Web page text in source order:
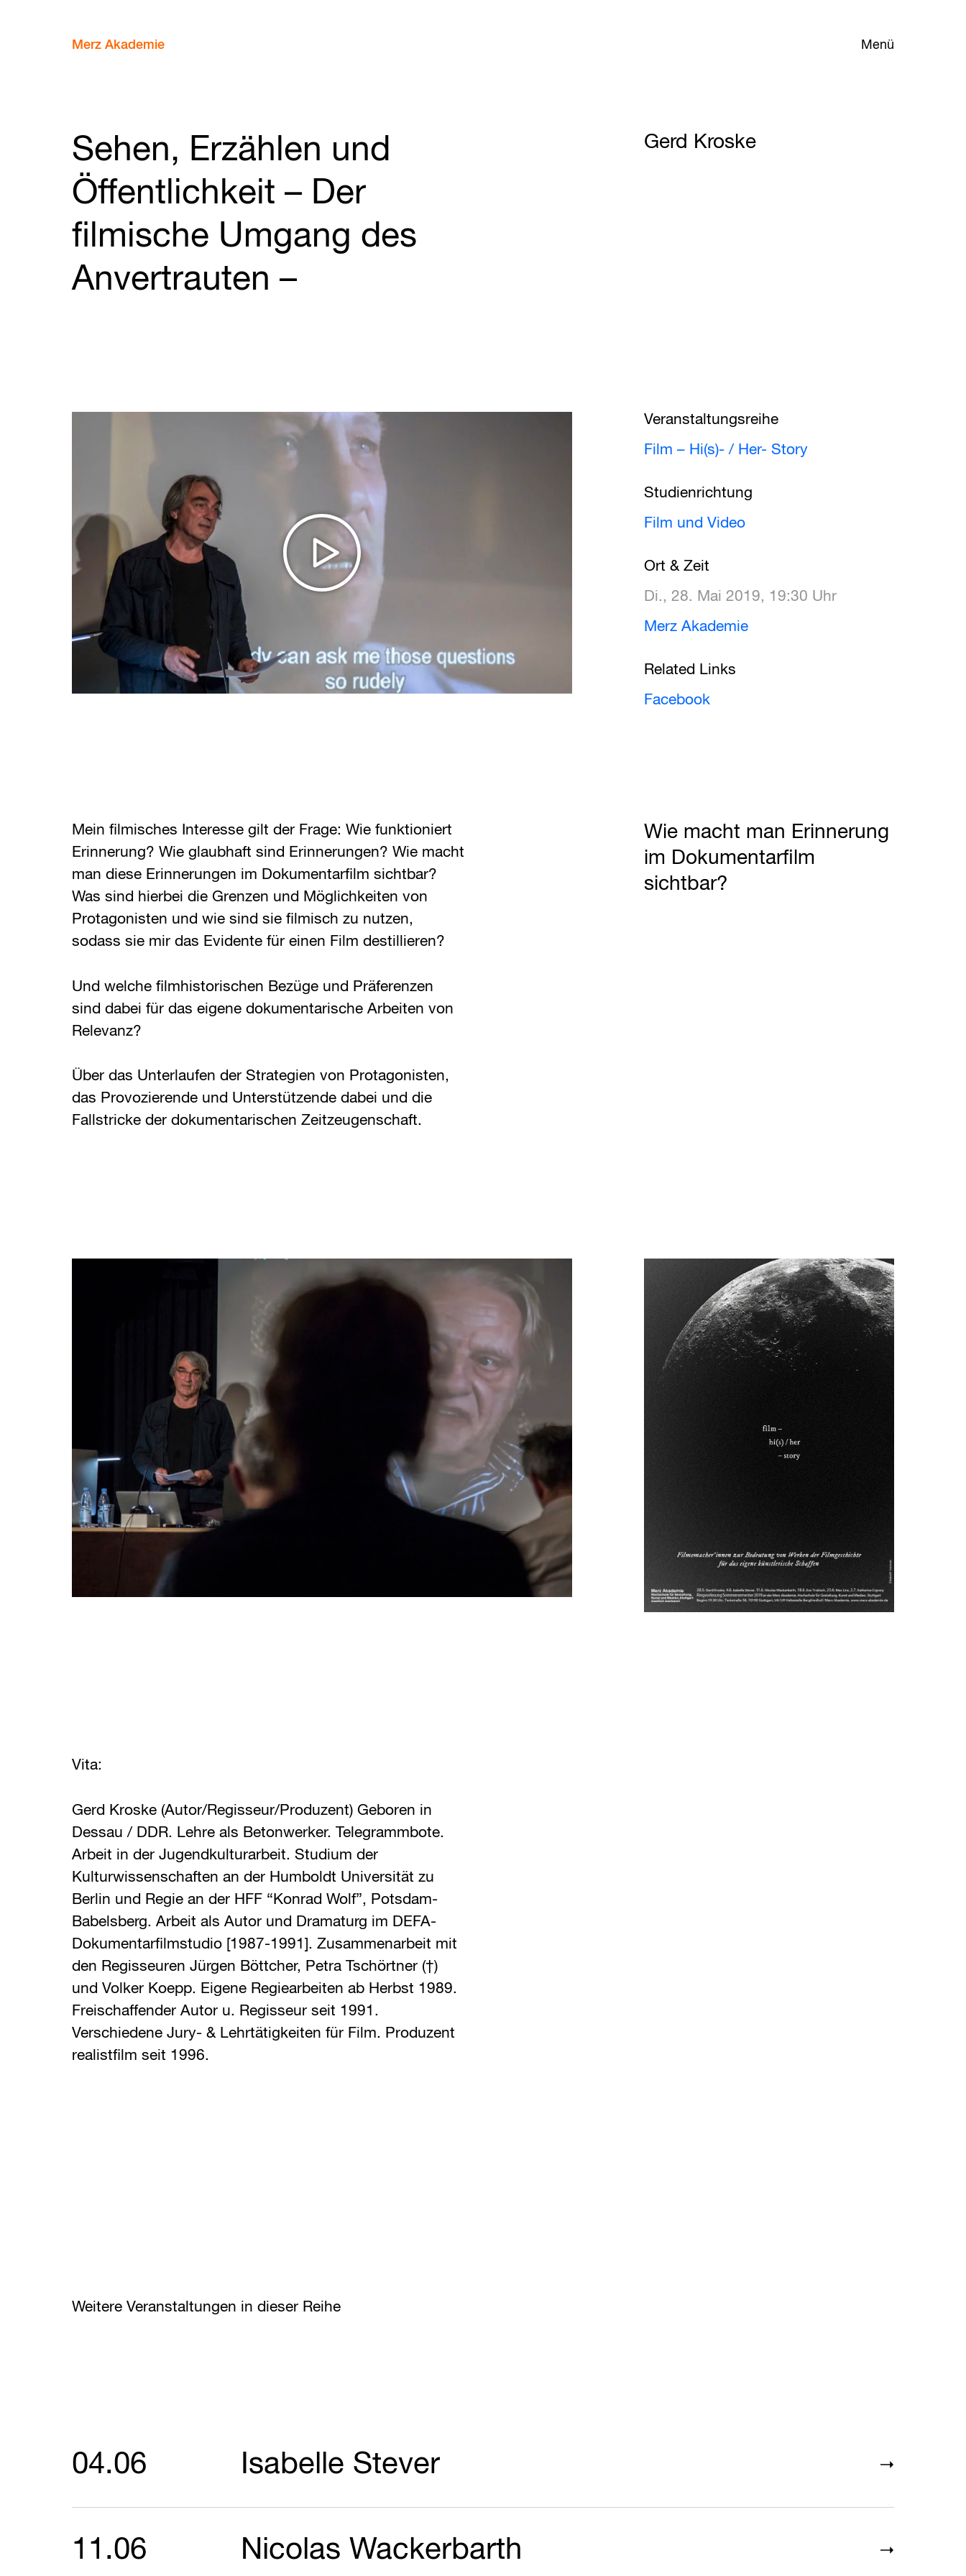
Menü
Merz Akademie
Sehen, Erzählen und
Öffentlichkeit – Der
filmische Umgang des
Anvertrauten –
Gerd Kroske
Veranstaltungsreihe
Film – Hi(s)- / Her- Story
Studienrichtung
Film und Video
Ort & Zeit
Di., 28. Mai 2019, 19:30 Uhr
Merz Akademie
Related Links
Facebook
Mein filmisches Interesse gilt der Frage: Wie funktioniert
Erinnerung? Wie glaubhaft sind Erinnerungen? Wie macht
man diese Erinnerungen im Dokumentarfilm sichtbar?
Was sind hierbei die Grenzen und Möglichkeiten von
Protagonisten und wie sind sie filmisch zu nutzen,
sodass sie mir das Evidente für einen Film destillieren?
Und welche filmhistorischen Bezüge und Präferenzen
sind dabei für das eigene dokumentarische Arbeiten von
Relevanz?
Über das Unterlaufen der Strategien von Protagonisten,
das Provozierende und Unterstützende dabei und die
Fallstricke der dokumentarischen Zeitzeugenschaft.
Wie macht man Erinnerung
im Dokumentarfilm
sichtbar?
Vita:
Gerd Kroske (Autor/Regisseur/Produzent) Geboren in
Dessau / DDR. Lehre als Betonwerker. Telegrammbote.
Arbeit in der Jugendkulturarbeit. Studium der
Kulturwissenschaften an der Humboldt Universität zu
Berlin und Regie an der HFF “Konrad Wolf”, Potsdam-
Babelsberg. Arbeit als Autor und Dramaturg im DEFA-
Dokumentarfilmstudio [1987-1991]. Zusammenarbeit mit
den Regisseuren Jürgen Böttcher, Petra Tschörtner (†)
und Volker Koepp. Eigene Regiearbeiten ab Herbst 1989.
Freischaffender Autor u. Regisseur seit 1991.
Verschiedene Jury- & Lehrtätigkeiten für Film. Produzent
realistfilm seit 1996.
Weitere Veranstaltungen in dieser Reihe
04.06 Isabelle Stever
11.06 Nicolas Wackerbarth